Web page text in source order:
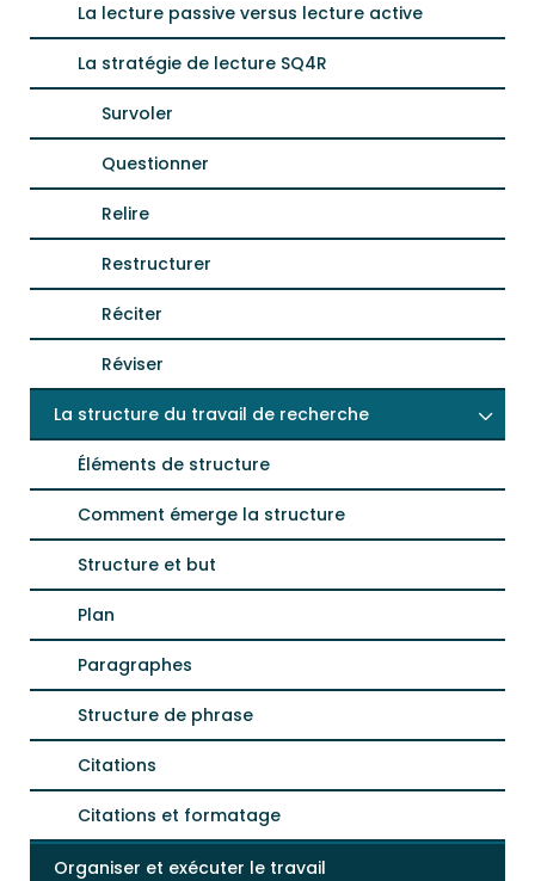
La lecture passive versus lecture active
La stratégie de lecture SQ4R
Survoler
Questionner
Relire
Restructurer
Réciter
Réviser
La structure du travail de recherche
Éléments de structure
Comment émerge la structure
Structure et but
Plan
Paragraphes
Structure de phrase
Citations
Citations et formatage
Organiser et exécuter le travail